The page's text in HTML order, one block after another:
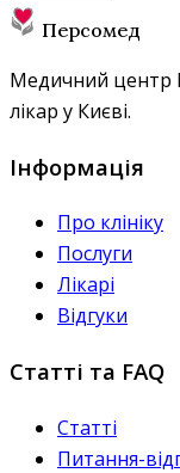
Персомед
Медичний центр
лікар у Києві.
Інформація
Про клініку
Послуги
Лікарі
Відгуки
Статті та FAQ
Статті
Питання-